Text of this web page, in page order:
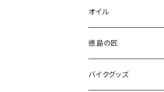
スタンダード
型染め・絞り染め
爬虫類
オイル
徳島の匠
藍染め製品
バイクグッズ